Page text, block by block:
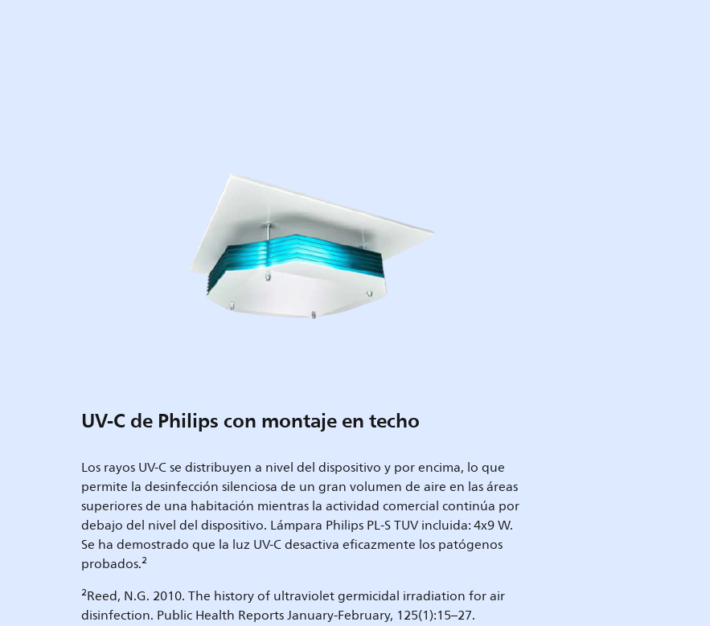
UV-C de Philips con montaje en techo
Los rayos UV-C se distribuyen a nivel del dispositivo y por encima, lo que
permite la desinfección silenciosa de un gran volumen de aire en las áreas
superiores de una habitación mientras la actividad comercial continúa por
debajo del nivel del dispositivo. Lámpara Philips PL-S TUV incluida: 4x9 W.
Se ha demostrado que la luz UV-C desactiva eficazmente los patógenos
probados.2
2Reed, N.G. 2010. The history of ultraviolet germicidal irradiation for air
disinfection. Public Health Reports January-February, 125(1):15–27.